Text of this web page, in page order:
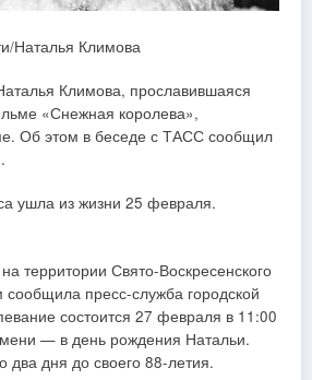
Наталья Климова
Климова, прославившаяся
«Снежная королева»,
Об этом в беседе с ТАСС сообщил
ушла из жизни 25 февраля.
территории Свято-Воскресенского
пресс-служба городской
состоится 27 февраля в 11:00
— в день рождения Натальи.
два дня до своего 88-летия.